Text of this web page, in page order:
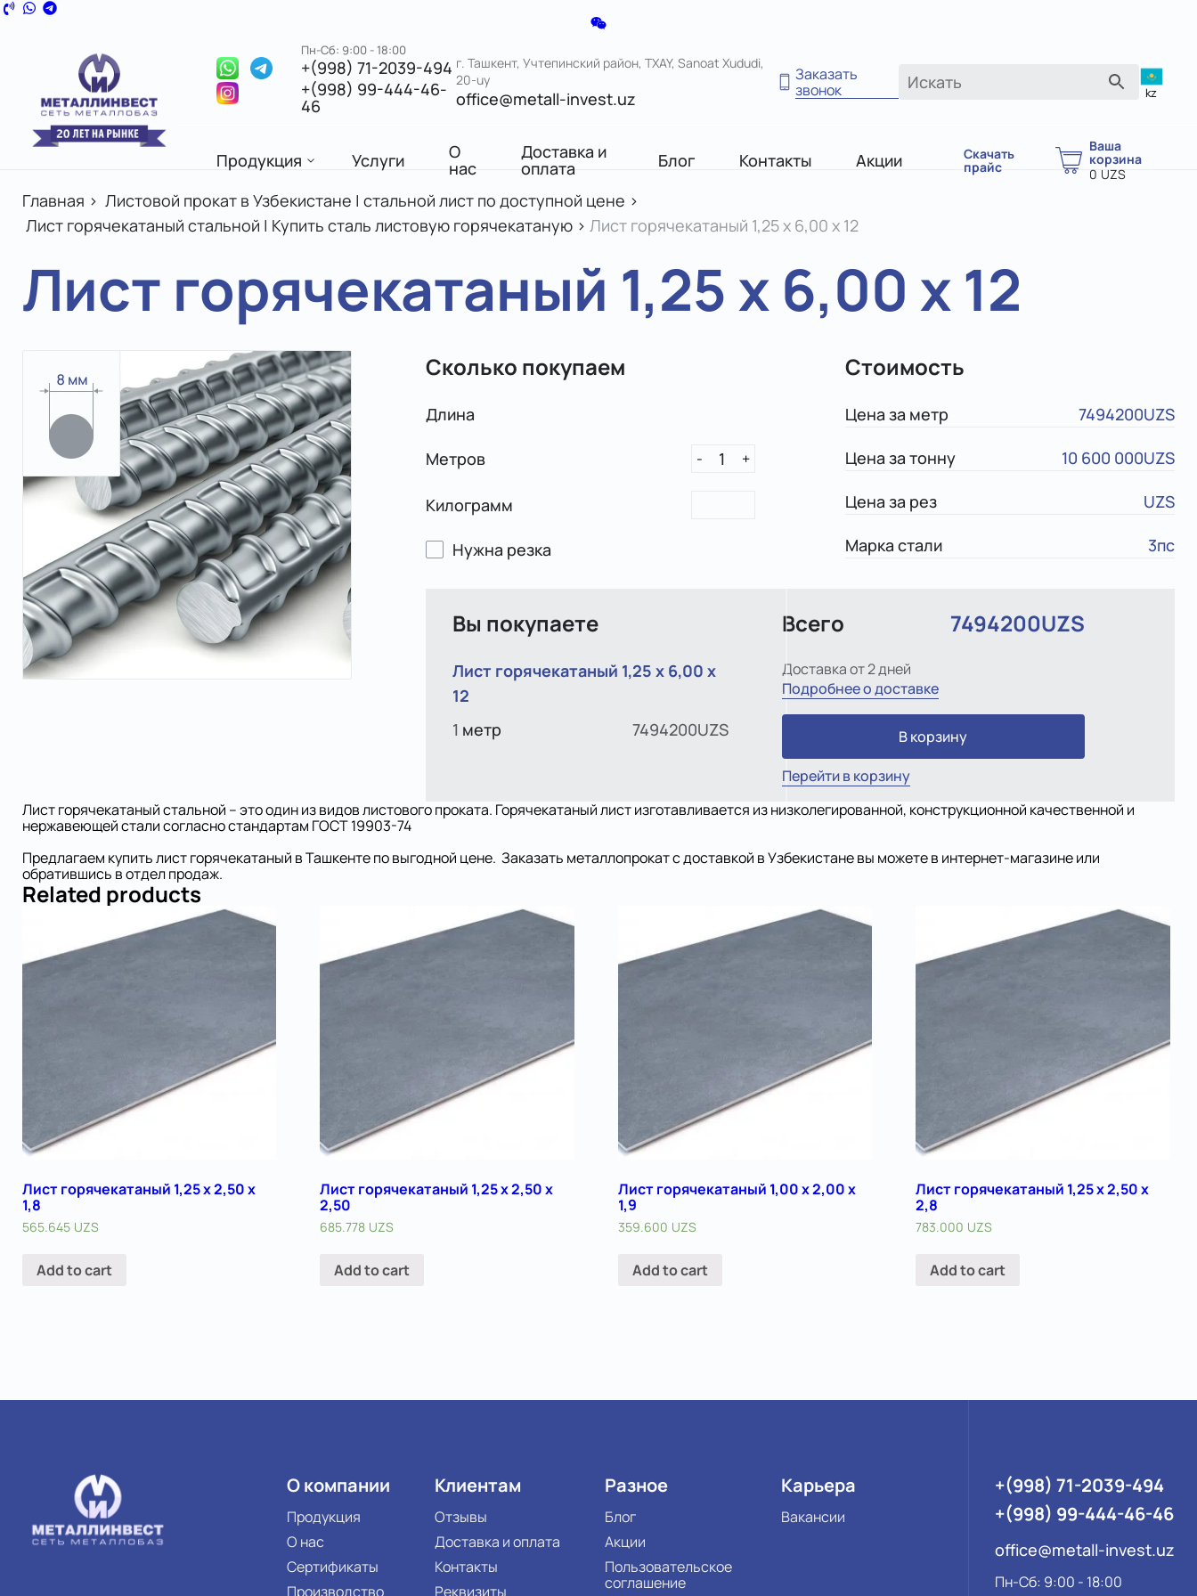
Пн-Сб: 9:00 - 18:00
+(998) 71-2039-494
+(998) 99-444-46-
46
г. Ташкент, Учтепинский район, TXAY, Sanoat Xududi,
20-uy
office@metall-invest.uz
Заказать
звонок
kz
Продукция Услуги О
нас
Доставка и
оплата Блог Контакты Акции Скачать
прайс
Ваша
корзина
0 UZS
Главная > Листовой прокат в Узбекистане | стальной лист по доступной цене >
Лист горячекатаный стальной | Купить сталь листовую горячекатаную > Лист горячекатаный 1,25 х 6,00 х 12
Лист горячекатаный 1,25 х 6,00 х 12
Сколько покупаем
Длина
Метров - 1 +
Килограмм
Нужна резка
Стоимость
Цена за метр 7494200UZS
Цена за тонну 10 600 000UZS
Цена за рез UZS
Марка стали 3пс
Вы покупаете
Лист горячекатаный 1,25 х 6,00 х
12
1 метр 7494200UZS
Всего 7494200UZS
Доставка от 2 дней
Подробнее о доставке
В корзину
Перейти в корзину
Лист горячекатаный стальной – это один из видов листового проката. Горячекатаный лист изготавливается из низколегированной, конструкционной качественной и
нержавеющей стали согласно стандартам ГОСТ 19903-74
Предлагаем купить лист горячекатаный в Ташкенте по выгодной цене. Заказать металлопрокат с доставкой в Узбекистане вы можете в интернет-магазине или
обратившись в отдел продаж.
Related products
Лист горячекатаный 1,25 х 2,50 х
1,8
565.645 UZS
Add to cart
Лист горячекатаный 1,25 х 2,50 х
2,50
685.778 UZS
Add to cart
Лист горячекатаный 1,00 х 2,00 х
1,9
359.600 UZS
Add to cart
Лист горячекатаный 1,25 х 2,50 х
2,8
783.000 UZS
Add to cart
О компании
Продукция
О нас
Сертификаты
Производство
Клиентам
Отзывы
Доставка и оплата
Контакты
Реквизиты
Разное
Блог
Акции
Пользовательское
соглашение
Карьера
Вакансии
+(998) 71-2039-494
+(998) 99-444-46-46
office@metall-invest.uz
Пн-Сб: 9:00 - 18:00